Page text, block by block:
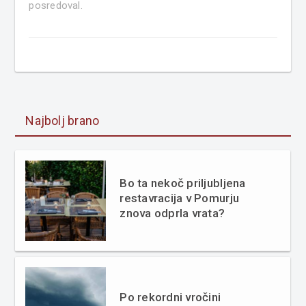
posredoval.
Najbolj brano
Bo ta nekoč priljubljena
restavracija v Pomurju
znova odprla vrata?
Po rekordni vročini